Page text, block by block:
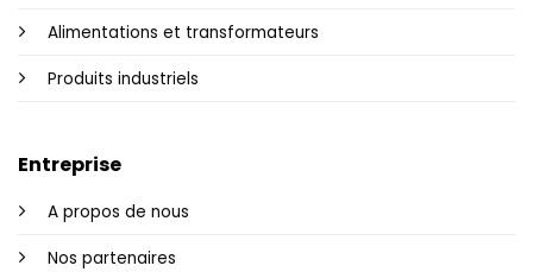
Alimentations et transformateurs
Produits industriels
Entreprise
A propos de nous
Nos partenaires